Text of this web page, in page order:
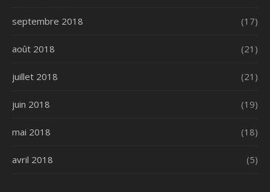
septembre 2018 (17)
août 2018 (21)
juillet 2018 (21)
juin 2018 (19)
mai 2018 (18)
avril 2018 (5)